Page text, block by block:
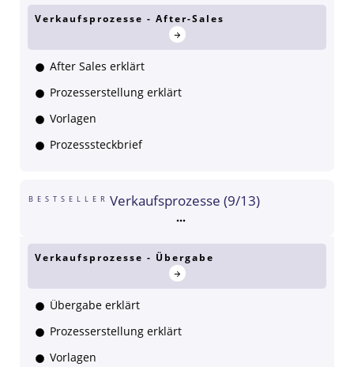
Verkaufsprozesse - After-Sales
After Sales erklärt
Prozesserstellung erklärt
Vorlagen
Prozesssteckbrief
BESTSELLER Verkaufsprozesse (9/13)
Verkaufsprozesse - Übergabe
Übergabe erklärt
Prozesserstellung erklärt
Vorlagen